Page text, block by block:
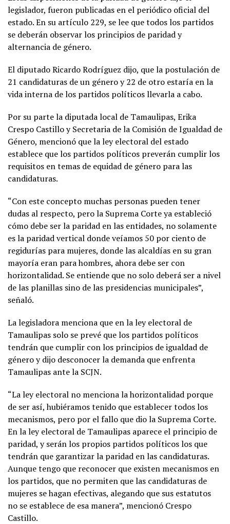
legislador, fueron publicadas en el periódico oficial del
estado. En su artículo 229, se lee que todos los partidos
se deberán observar los principios de paridad y
alternancia de género.
El diputado Ricardo Rodríguez dijo, que la postulación de
21 candidaturas de un género y 22 de otro estaría en la
vida interna de los partidos políticos llevarla a cabo.
Por su parte la diputada local de Tamaulipas, Erika
Crespo Castillo y Secretaria de la Comisión de Igualdad de
Género, mencionó que la ley electoral del estado
establece que los partidos políticos preverán cumplir los
requisitos en temas de equidad de género para las
candidaturas.
“Con este concepto muchas personas pueden tener
dudas al respecto, pero la Suprema Corte ya estableció
cómo debe ser la paridad en las entidades, no solamente
es la paridad vertical donde veíamos 50 por ciento de
regidurías para mujeres, donde las alcaldías en su gran
mayoría eran para hombres, ahora debe ser con
horizontalidad. Se entiende que no solo deberá ser a nivel
de las planillas sino de las presidencias municipales”,
señaló.
La legisladora menciona que en la ley electoral de
Tamaulipas solo se prevé que los partidos políticos
tendrán que cumplir con los principios de igualdad de
género y dijo desconocer la demanda que enfrenta
Tamaulipas ante la SCJN.
“La ley electoral no menciona la horizontalidad porque
de ser así, hubiéramos tenido que establecer todos los
mecanismos, pero por el fallo que dio la Suprema Corte.
En la ley electoral de Tamaulipas aparece el principio de
paridad, y serán los propios partidos políticos los que
tendrán que garantizar la paridad en las candidaturas.
Aunque tengo que reconocer que existen mecanismos en
los partidos, que no permiten que las candidaturas de
mujeres se hagan efectivas, alegando que sus estatutos
no se establece de esa manera”, mencionó Crespo
Castillo.